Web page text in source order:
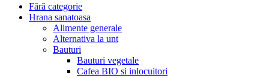
Fără categorie
Hrana sanatoasa
Alimente generale
Alternativa la unt
Bauturi
Bauturi vegetale
Cafea BIO si inlocuitori